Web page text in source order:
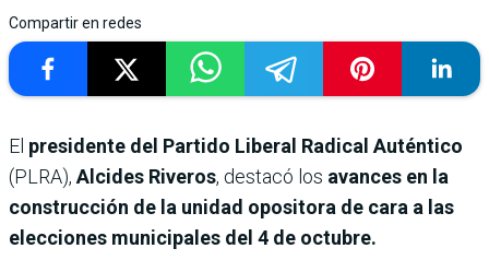
Compartir en redes
El presidente del Partido Liberal Radical Auténtico
(PLRA), Alcides Riveros, destacó los avances en la
construcción de la unidad opositora de cara a las
elecciones municipales del 4 de octubre.